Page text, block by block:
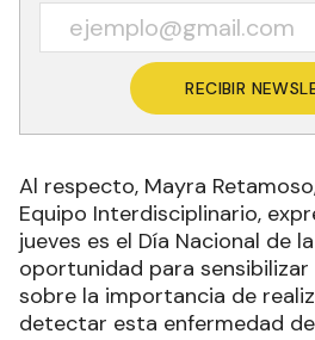
RECIBIR
Al respecto, Mayra
Equipo Interdisciplinario,
jueves es el Día Nacional de
oportunidad para
sobre la importancia de
detectar esta enfermedad